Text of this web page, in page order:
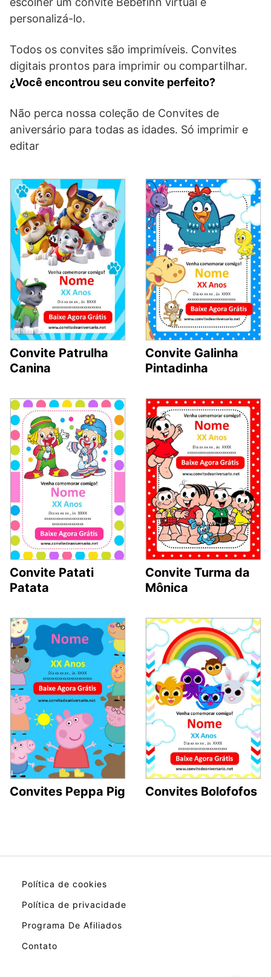
personalizá-lo.
Todos os convites são imprimíveis. Convites
digitais prontos para imprimir ou compartilhar.
¿Você encontrou seu convite perfeito?
Não perca nossa coleção de Convites de
aniversário para todas as idades. Só imprimir e
editar
Convite Patrulha
Canina
Convite Galinha
Pintadinha
Convite Patati
Patata
Convite Turma da
Mônica
Convites Peppa Pig Convites Bolofofos
Política de cookies
Política de privacidade
Programa De Afiliados
Contato